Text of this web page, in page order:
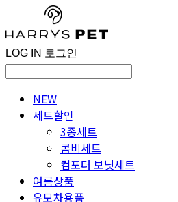
LOG IN 로그인
NEW
세트할인
3종세트
콤비세트
컴포터 보닛세트
여름상품
유모차용품